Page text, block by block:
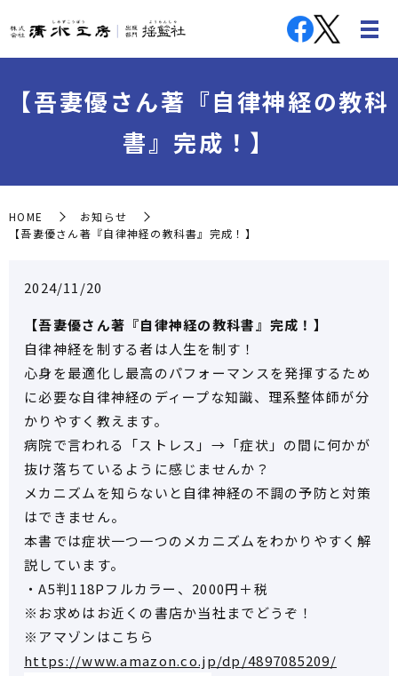
【吾妻優さん著『自律神経の教科
書』完成！】
HOME
お知らせ
【吾妻優さん著『自律神経の教科書』完成！】
2024/11/20
【吾妻優さん著『自律神経の教科書』完成！】
自律神経を制する者は人生を制す！
心身を最適化し最高のパフォーマンスを発揮するため
に必要な自律神経のディープな知識、理系整体師が分
かりやすく教えます。
病院で言われる「ストレス」→「症状」の間に何かが
抜け落ちているように感じませんか？
メカニズムを知らないと自律神経の不調の予防と対策
はできません。
本書では症状一つ一つのメカニズムをわかりやすく解
説しています。
・A5判118Pフルカラー、2000円＋税
※お求めはお近くの書店か当社までどうぞ！
※アマゾンはこちら
https://www.amazon.co.jp/dp/4897085209/